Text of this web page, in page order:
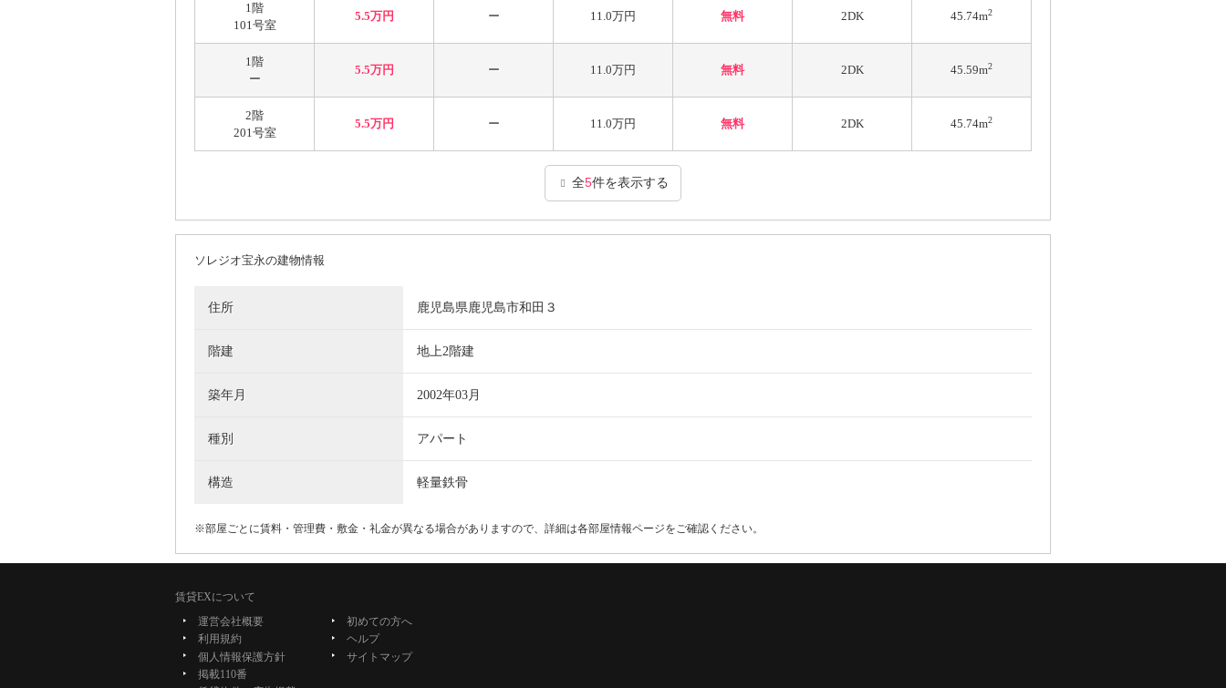
1階
101号室
5.5万円 ー 11.0万円 無料 2DK 45.74m2
1階
ー
5.5万円 ー 11.0万円 無料 2DK 45.59m2
2階
201号室
5.5万円 ー 11.0万円 無料 2DK 45.74m2
全5件を表示する
ソレジオ宝永の建物情報
住所 鹿児島県鹿児島市和田３
階建 地上2階建
築年月 2002年03月
種別 アパート
構造 軽量鉄骨
※部屋ごとに賃料・管理費・敷金・礼金が異なる場合がありますので、詳細は各部屋情報ページをご確認ください。
賃貸EXについて
運営会社概要
利用規約
個人情報保護方針
掲載110番
初めての方へ
ヘルプ
サイトマップ